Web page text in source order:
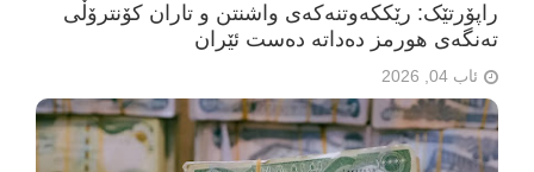
راپۆرتێک: رێککەوتنەکەی واشنتن و تاران کۆنترۆڵی
تەنگەی هورمز دەداتە دەست ئێران
ئاب 04, 2026